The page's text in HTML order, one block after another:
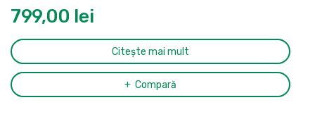
799,00 lei
Citește mai mult
Compară